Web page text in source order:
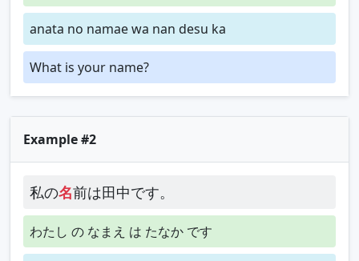
anata no namae wa nan desu ka
What is your name?
Example #2
私の名前は田中です。
わたし の なまえ は たなか です